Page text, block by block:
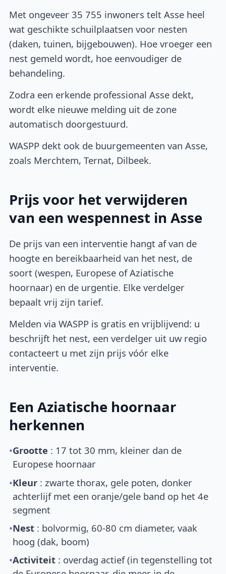
Met ongeveer 35 755 inwoners telt Asse heel
wat geschikte schuilplaatsen voor nesten
(daken, tuinen, bijgebouwen). Hoe vroeger een
nest gemeld wordt, hoe eenvoudiger de
behandeling.
Zodra een erkende professional Asse dekt,
wordt elke nieuwe melding uit de zone
automatisch doorgestuurd.
WASPP dekt ook de buurgemeenten van Asse,
zoals Merchtem, Ternat, Dilbeek.
Prijs voor het verwijderen
van een wespennest in Asse
De prijs van een interventie hangt af van de
hoogte en bereikbaarheid van het nest, de
soort (wespen, Europese of Aziatische
hoornaar) en de urgentie. Elke verdelger
bepaalt vrij zijn tarief.
Melden via WASPP is gratis en vrijblijvend: u
beschrijft het nest, een verdelger uit uw regio
contacteert u met zijn prijs vóór elke
interventie.
Een Aziatische hoornaar
herkennen
•Grootte : 17 tot 30 mm, kleiner dan de
Europese hoornaar
•Kleur : zwarte thorax, gele poten, donker
achterlijf met een oranje/gele band op het 4e
segment
•Nest : bolvormig, 60-80 cm diameter, vaak
hoog (dak, boom)
•Activiteit : overdag actief (in tegenstelling tot